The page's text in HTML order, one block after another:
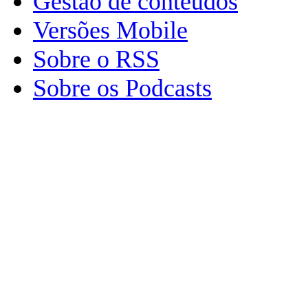
Versões Mobile
Sobre o RSS
Sobre os Podcasts